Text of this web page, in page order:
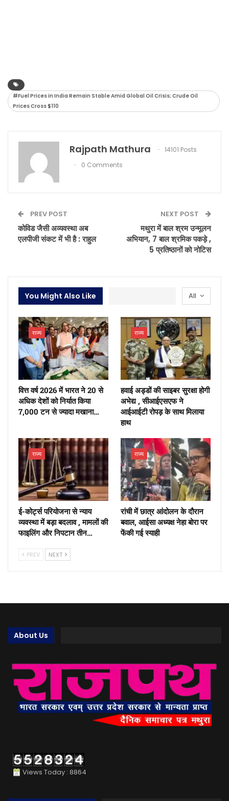
#Fuel Prices in India Remain Stable Amid Global Oil Crisis; Crude Oil
Prices Cross $110
Rajpath Mathura
14101 Posts
0 Comments
PREV POST
कोविड जैसी अव्यवस्था अब
एलपीजी संकट में भी है : राहुल
NEXT POST
मथुरा में बाल श्रम उन्मूलन
अभियान, 7 बाल श्रमिक पकड़े ,
5 प्रतिष्ठानों को नोटिस
All
You Might Also Like
राज्य
वित्त वर्ष 2026 में भारत ने 20 से
अधिक देशों को निर्यात किया
7,000 टन से ज्यादा मखाना…
राज्य
हवाई अड्डों की साइबर सुरक्षा होगी
अभेद्य , सीआईएसएफ ने
आईआईटी रोपड़ के साथ मिलाया
हाथ
राज्य
ई-कोर्ट्स परियोजना से न्याय
व्यवस्था में बड़ा बदलाव , मामलों की
फाइलिंग और निपटान तीन…
राज्य
रांची में छात्र आंदोलन के दौरान
बवाल, आईसा अध्यक्ष नेहा बोरा पर
फेंकी गई स्याही
PREV NEXT
About Us
Views Today : 8864